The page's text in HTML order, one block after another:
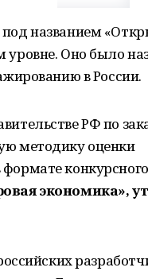
названием
Оно было
в России.
РФ по
методику оценки
экономика»,